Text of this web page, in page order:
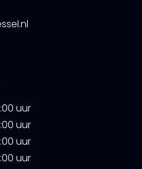
uur
uur
uur
uur